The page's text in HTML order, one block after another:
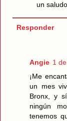
un
Responder
Angie 1
¡Me
un mes
Bronx, y
ningún
tenemos